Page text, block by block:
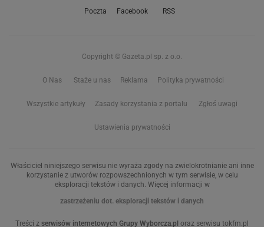
Poczta Facebook RSS
Copyright © Gazeta.pl sp. z o.o.
O Nas Staże u nas Reklama Polityka prywatności
Wszystkie artykuły Zasady korzystania z portalu Zgłoś uwagi
Ustawienia prywatności
Właściciel niniejszego serwisu nie wyraża zgody na zwielokrotnianie ani inne
korzystanie z utworów rozpowszechnionych w tym serwisie, w celu
eksploracji tekstów i danych. Więcej informacji w
zastrzeżeniu dot. eksploracji tekstów i danych
Treści z serwisów internetowych Grupy Wyborcza.pl oraz serwisu tokfm.pl